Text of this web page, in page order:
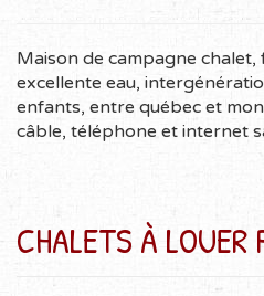
Maison de campagne chalet,
excellente eau,
enfants, entre québec et
câble, téléphone et internet
CHALETS À LOUER